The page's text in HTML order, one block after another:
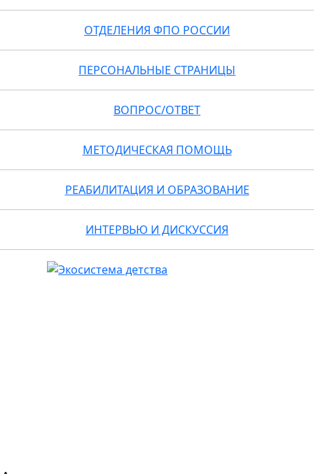
ОТДЕЛЕНИЯ ФПО РОССИИ
ПЕРСОНАЛЬНЫЕ СТРАНИЦЫ
ВОПРОС/ОТВЕТ
МЕТОДИЧЕСКАЯ ПОМОЩЬ
РЕАБИЛИТАЦИЯ И ОБРАЗОВАНИЕ
ИНТЕРВЬЮ И ДИСКУССИЯ